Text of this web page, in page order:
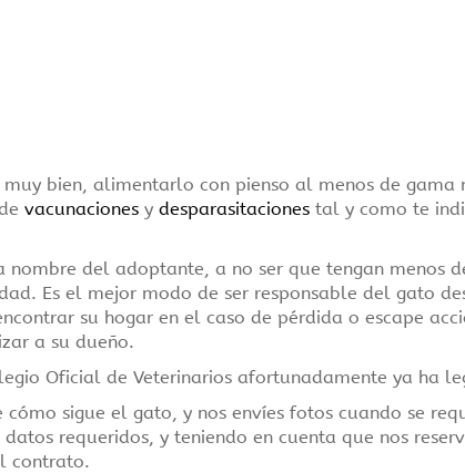
bien, alimentarlo con pienso al menos de gama
vacunaciones y desparasitaciones tal y como te
del adoptante, a no ser que tengan menos
Es el mejor modo de ser responsable del gato
su hogar en el caso de pérdida o escape
a su dueño.
Oficial de Veterinarios afortunadamente ya ha
sigue el gato, y nos envíes fotos cuando se
requeridos, y teniendo en cuenta que nos
contrato.